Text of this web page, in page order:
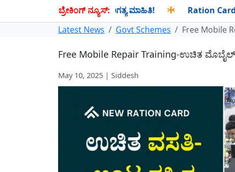
ಬ್ರೇಕಿಂಗ್ ನ್ಯೂಸ್:
ಹೇಗೆ ಬರುತ್ತದೆ?ಇಲ್ಲಿದೆ ಅಗತ್ಯ ಮಾಹಿತಿ! ✱ Ration Card-
Latest News
Govt Schemes Free Mobile
Free Mobile Repair Training-ಉಚಿತ
May 10, 2025 | Siddesh